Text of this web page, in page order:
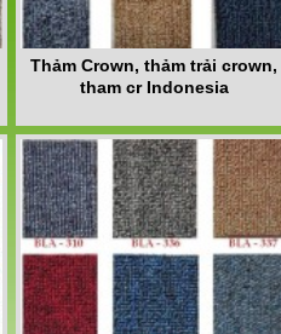
Thảm Crown, thảm trải crown,
tham cr Indonesia